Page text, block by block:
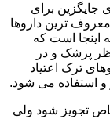
جایگزین برای
ترین داروها
اینجا است که
پزشک و در
ترک اعتیاد
و استفاده می شود.
تجویز شود ولی